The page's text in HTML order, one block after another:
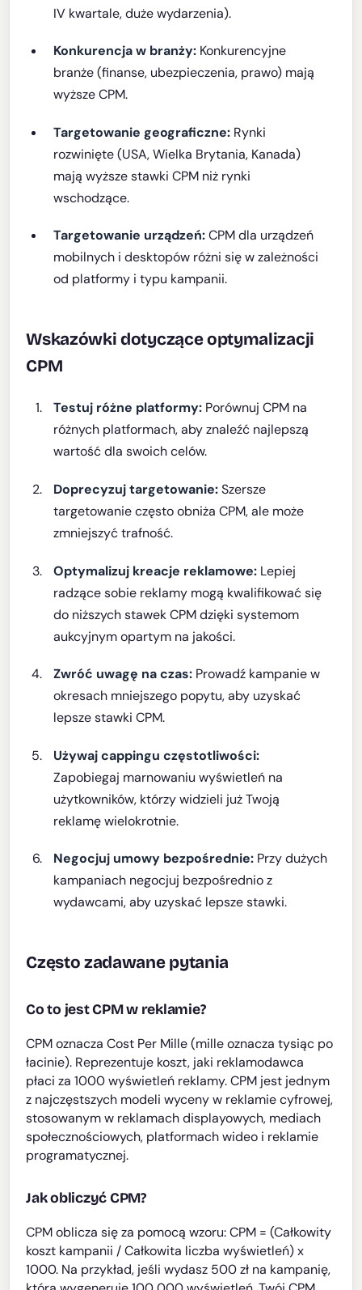
IV kwartale, duże wydarzenia).
Konkurencja w branży: Konkurencyjne
branże (finanse, ubezpieczenia, prawo) mają
wyższe CPM.
Targetowanie geograficzne: Rynki
rozwinięte (USA, Wielka Brytania, Kanada)
mają wyższe stawki CPM niż rynki
wschodzące.
Targetowanie urządzeń:CPM dla urządzeń
mobilnych i desktopów różni się w zależności
od platformy i typu kampanii.
Wskazówki dotyczące optymalizacji
CPM
Testuj różne platformy: Porównuj CPM na
różnych platformach, aby znaleźć najlepszą
wartość dla swoich celów.
Doprecyzuj targetowanie:Szersze
targetowanie często obniża CPM, ale może
zmniejszyć trafność.
Optymalizuj kreacje reklamowe: Lepiej
radzące sobie reklamy mogą kwalifikować się
do niższych stawek CPM dzięki systemom
aukcyjnym opartym na jakości.
Zwróć uwagę na czas: Prowadź kampanie w
okresach mniejszego popytu, aby uzyskać
lepsze stawki CPM.
Używaj cappingu częstotliwości:
Zapobiegaj marnowaniu wyświetleń na
użytkowników, którzy widzieli już Twoją
reklamę wielokrotnie.
Negocjuj umowy bezpośrednie: Przy dużych
kampaniach negocjuj bezpośrednio z
wydawcami, aby uzyskać lepsze stawki.
Często zadawane pytania
Co to jest CPM w reklamie?
CPM oznacza Cost Per Mille (mille oznacza tysiąc po
łacinie). Reprezentuje koszt, jaki reklamodawca
płaci za 1000 wyświetleń reklamy. CPM jest jednym
z najczęstszych modeli wyceny w reklamie cyfrowej,
stosowanym w reklamach displayowych, mediach
społecznościowych, platformach wideo i reklamie
programatycznej.
Jak obliczyć CPM?
CPM oblicza się za pomocą wzoru: CPM = (Całkowity
koszt kampanii / Całkowita liczba wyświetleń) x
1000. Na przykład, jeśli wydasz 500 zł na kampanię,